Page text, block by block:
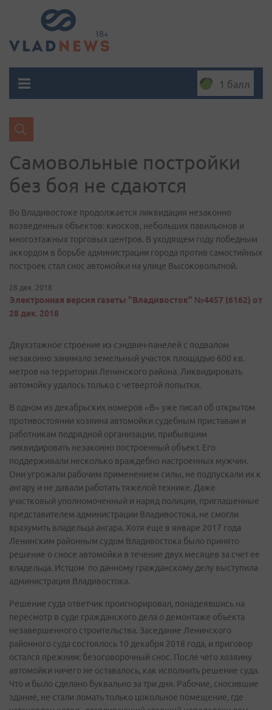
1 балл
Самовольные постройки
без боя не сдаются
Во Владивостоке продолжается ликвидация незаконно
возведенных объектов: киосков, небольших павильонов и
многоэтажных торговых центров. В уходящем году победным
аккордом в борьбе администрации города против самостийных
построек стал снос автомойки на улице Высоковольтной.
28 дек. 2018
Электронная версия газеты "Владивосток" №4457 (6162) от
28 дек. 2018
Двухэтажное строение из сэндвич-панелей с подвалом
незаконно занимало земельный участок площадью 600 кв.
метров на территории Ленинского района. Ликвидировать
автомойку удалось только с четвертой попытки.
В одном из декабрьских номеров «В» уже писал об открытом
противостоянии хозяина автомойки судебным приставам и
работникам подрядной организации, прибывшим
ликвидировать незаконно построенный объект. Его
поддерживали несколько враждебно настроенных мужчин.
Они угрожали рабочим применением силы, не подпускали их к
ангару и не давали работать тяжелой технике. Даже
участковый уполномоченный и наряд полиции, приглашенные
представителем администрации Владивостока, не смогли
вразумить владельца ангара. Хотя еще в январе 2017 года
Ленинским районным судом Владивостока было принято
решение о сносе автомойки в течение двух месяцев за счет ее
владельца. Истцом по данному гражданскому делу выступила
администрация Владивостока.
Решение суда ответчик проигнорировал, понадеявшись на
пересмотр в суде гражданского дела о демонтаже объекта
незавершенного строительства. Заседание Ленинского
районного суда состоялось 10 декабря 2018 года, и приговор
остался прежним: безоговорочный снос. После чего хозяину
автомойки ничего не оставалось, как исполнить решение суда.
Что и было сделано буквально за три дня. Рабочие, сносившие
здание, не стали ломать только цокольное помещение, где